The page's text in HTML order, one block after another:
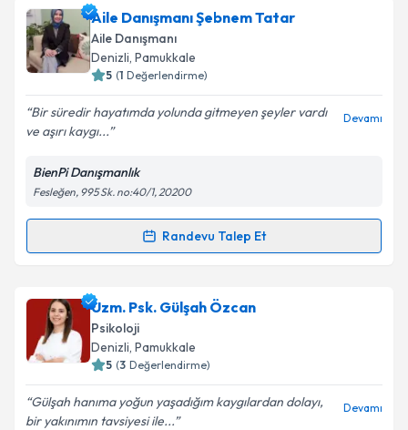
Psk. E. Pınar Güneş Keysaniçin randevu takvimi
talebi oluşturun. Size bu uzmandan randevu almanız
için bir takvim hazırlandığında e-posta ile
bilgilendireceğiz.
E-posta Adresiniz
Kişisel verilerimin işlenmesine ilişkin
Metni'ni okudum ve kişisel verilerimin belirtilen
kapsamda işlenmesini kabul ediyorum.
Aile Danışmanı Şebnem Tatar
Aile Danışmanı
Denizli, Pamukkale
5 (1 Değerlendirme)
Bir süredir hayatımda yolunda gitmeyen şeyler vardı
ve aşırı kaygı...
Devamı
BienPi Danışmanlık
Fesleğen, 995 Sk. no:40/1, 20200
Randevu Talep Et
Randevu Takvimi Talebi
Aile Danışmanı Şebnem Tatariçin randevu takvimi
talebi oluşturun. Size bu uzmandan randevu almanız
için bir takvim hazırlandığında e-posta ile
bilgilendireceğiz.
E-posta Adresiniz
Uzm. Psk. Gülşah Özcan
Psikoloji
Denizli, Pamukkale
5 (3 Değerlendirme)
Gülşah hanıma yoğun yaşadığım kaygılardan dolayı,
bir yakınımın tavsiyesi ile...
Devamı